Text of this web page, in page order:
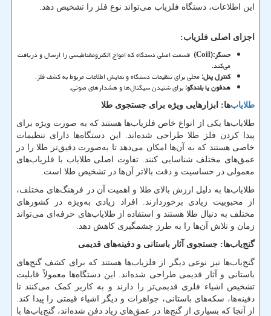
این اطلاعات، دستگاه فلزیاب می‌تواند نوع فلز را تشخیص دهد.
اجزای اصلی فلزیاب:
حسگر(Coil): قسمت اصلی دستگاه که امواج الکترومغناطیسی را ارسال و دریافت
می‌کند.
کنترل پنل:محلی برای تنظیمات دستگاه و نمایش اطلاعات مربوط به کشف فلز.
هدفون یا بلندگو:برای شنیدن سیگنال‌ها و هشدارهای صوتی.
طلایاب‌ها: ابزارهایی ویژه برای جستجوی طلا
طلایاب‌ها یکی از انواع خاص فلزیاب‌ها هستند که به صورت ویژه برای
پیدا کردن فلز طلا طراحی شده‌اند. این دستگاه‌ها دارای تنظیمات
خاصی هستند که به آن‌ها امکان می‌دهد تا به‌صورت دقیق‌تر طلا را در
عمق‌های مختلف شناسایی کنند. تفاوت اصلی طلایاب با فلزیاب‌های
معمولی در حساسیت و دقت بالاتر آن‌ها در تشخیص طلا است.
طلایاب‌ها به دلیل ارزش بالای طلا و اهمیت آن در فرهنگ‌های مختلف،
از محبوبیت زیادی برخوردارند. افراد زیادی به‌ویژه در کشورهای
مختلف به دنبال طلا هستند و استفاده از طلایاب‌های حرفه‌ای می‌تواند
زمان و تلاش آن‌ها را به طرز چشمگیری کاهش دهد.
گنج‌یاب‌ها: جستجوی آثار باستانی و دفینه‌های قدیمی
گنج‌یاب‌ها نیز نوعی دیگر از فلزیاب‌ها هستند که برای کشف گنج‌های
باستانی و آثار قدیمی طراحی شده‌اند. این دستگاه‌ها معمولاً قابلیت
تشخیص اشیاء فلزی قدیمی‌تر را دارند و به کاربر کمک می‌کنند تا
دفینه‌ها، سکه‌های باستانی، جواهرات و دیگر اشیاء قیمتی را پیدا کند.
از آنجا که بسیاری از گنج‌ها در عمق‌های زیاد دفن شده‌اند، گنج‌یاب‌ها با